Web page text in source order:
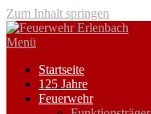
Zum Inhalt springen
Menü
Startseite
125 Jahre
Feuerwehr